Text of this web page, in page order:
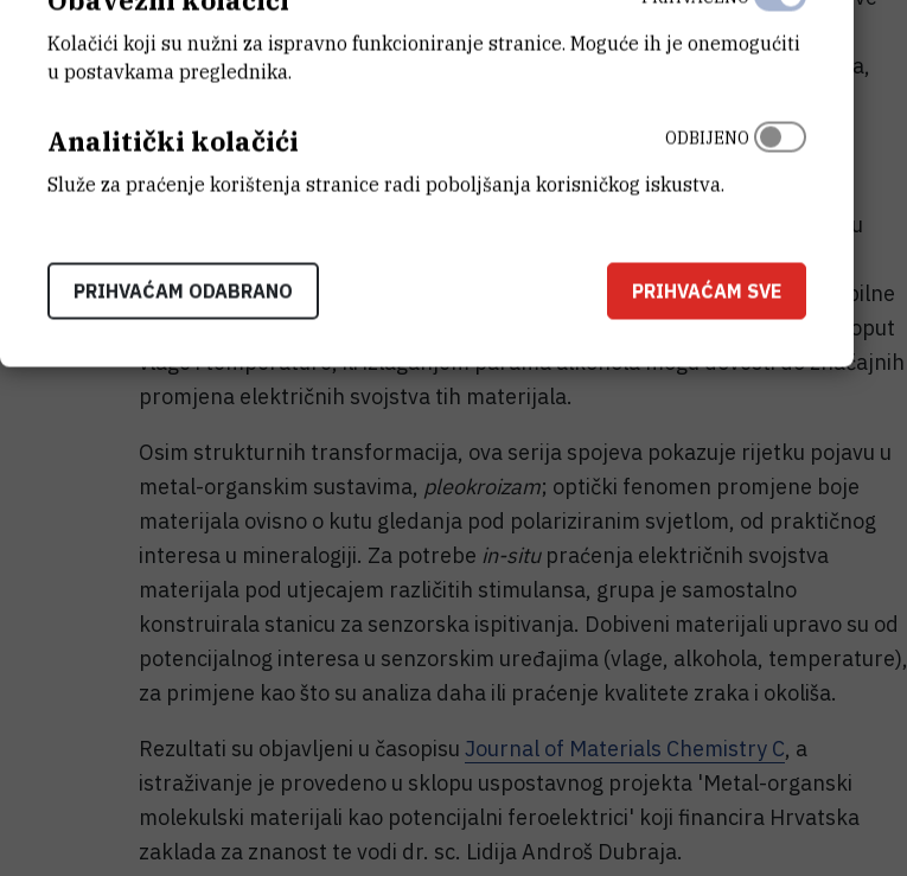
alternative, ali i materijale s tehnološki važnim fizikalnim svojstvima
relevantnim za područja istraživanja od optike do elektronike. Među njima,
odgovora na određeni podražaj, primjerice fazne pretvorbe uzrokovane
iz Laboratorija za sintezu
novih materijala, u seriji kompleksnih soli bis(oksalato)kromata(III) s
bicikličkim amonijevim kationima uspješno je demonstrirala kako reverzibilne
strukturne transformacije potaknute promjenom atmosferskih prilika, poput
vlage i temperature, ili izlaganjem parama alkohola mogu dovesti do značajnih
promjena električnih svojstva tih materijala.
Osim strukturnih transformacija, ova serija spojeva pokazuje rijetku pojavu u
metal-organskim sustavima, pleokroizam; optički fenomen promjene boje
materijala ovisno o kutu gledanja pod polariziranim svjetlom, od praktičnog
interesa u mineralogiji. Za potrebe in-situpraćenja električnih svojstva
materijala pod utjecajem različitih stimulansa, grupa je samostalno
konstruirala stanicu za senzorska ispitivanja. Dobiveni materijali upravo su od
potencijalnog interesa u senzorskim uređajima (vlage, alkohola, temperature),
za primjene kao što su analiza daha ili praćenje kvalitete zraka i okoliša.
Rezultati su objavljeni u časopisu Journal of Materials Chemistry C, a
istraživanje je provedeno u sklopu uspostavnog projekta 'Metal-organski
molekulski materijali kao potencijalni feroelektrici' koji financira Hrvatska
zaklada za znanost te vodi dr. sc. Lidija Androš Dubraja.
Kolačići koji su nužni za ispravno funkcioniranje stranice. Moguće ih je onemogućiti
u postavkama preglednika.
Analitički kolačići
Služe za praćenje korištenja stranice radi poboljšanja korisničkog iskustva.
ODBIJENO
PRIHVAĆAM ODABRANO PRIHVAĆAM SVE